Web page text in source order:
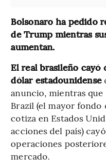
Bolsonaro ha pedido
de Trump mientras
aumentan.
El real brasileño cayó
dólar estadounidense
anuncio, mientras que
Brazil (el mayor fondo
cotiza en Estados
acciones del país)
operaciones
mercado.